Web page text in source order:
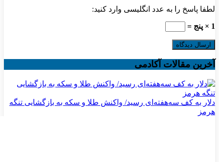
لطفا پاسخ را به عدد انگلیسی وارد کنید:
1 × پنج =
آخرین مقالات آکادمی
دلار به کف سه‌هفته‌ای رسید/ واکنش طلا و سکه به بازگشایی تنگه
هرمز